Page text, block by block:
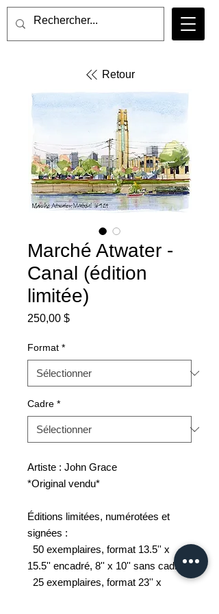
Retour
Marché Atwater -
Canal (édition
limitée)
250,00 $Prix
Format *
Cadre *
Artiste : John Grace
*Original vendu*
Éditions limitées, numérotées et
signées :
50 exemplaires, format 13.5'' x
15.5'' encadré, 8'' x 10'' sans cadre;
25 exemplaires, format 23'' x